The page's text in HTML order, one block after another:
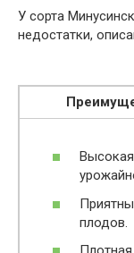
У сорта
недостатки,
Высокая
плодов.